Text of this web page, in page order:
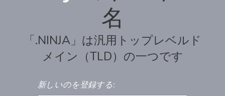
名
「.NINJA」は汎用トップレベルド
メイン（TLD）の一つです
新しいのを登録する: